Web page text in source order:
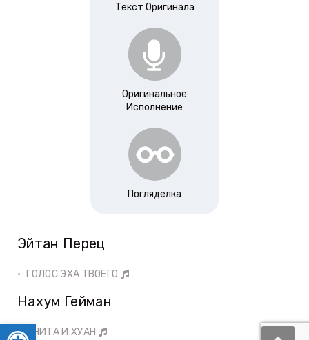
Открыть панель инструментов
Эйтан Перец
ГОЛОС ЭХА ТВОЕГО
Нахум Гейман
АНИТА И ХУАН
Текст Оригинала
Оригинальное
Исполнение
Погляделка